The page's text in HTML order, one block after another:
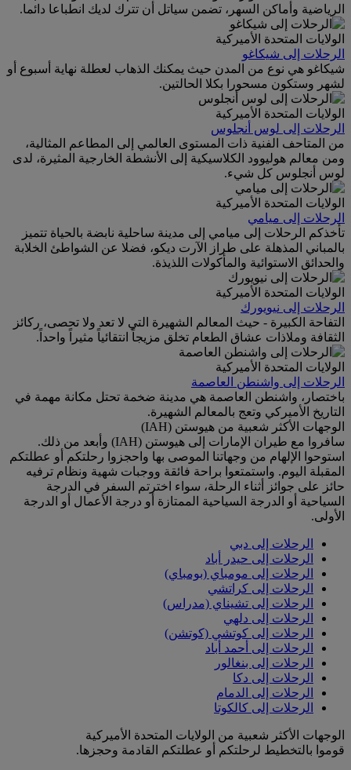
الرياضية وأماكن السهر، تضمن سياتل أن تترك لديك انطباعا دائما.
الولايات المتحدة الأميركية
الرحلات إلى شيكاغو
شيكاغو هي نوع من المدن حيث يمكنك الذهاب لعطلة نهاية أسبوع أو
لشهر وستكون مسحورا بكلا الحالتين.
الولايات المتحدة الأميركية
الرحلات إلى لوس أنجلوس
من المتاحف الفنية ذات المستوى العالمي إلى المطاعم المثالية،
ومن معالم هوليوود الكلاسيكية إلى الأنشطة الخارجية المثيرة، لدى
لوس أنجلوس كل شيء.
الولايات المتحدة الأميركية
الرحلات إلى ميامي
تأخذكم الرحلات إلى ميامي إلى مدينة ساحلية نابضة بالحياة تتميز
بالمباني المذهلة على طراز الآرت ديكو، فضلا عن الشواطئ الخلابة
والحدائق الاستوائية والمأكولات اللذيذة.
الولايات المتحدة الأميركية
الرحلات إلى نيويورك
التفاحة الكبيرة - حيث المعالم الشهيرة التي لا تعد ولا تحصى، ركائز
الثقافة وملاذات عشاق الطعام تخلق مزيجاً انتقائياً مثيراً واحداً.
الولايات المتحدة الأميركية
الرحلات إلى واشنطن العاصمة
باختصار، واشنطن العاصمة هي مدينة ضخمة تحتل مكانة مهمة في
التاريخ الأميركي وتعج بالمعالم الشهيرة.
الوجهات الأكثر شعبية من هيوستن (IAH)
سافروا مع طيران الإمارات إلى هيوستن (IAH) وأبعد من ذلك.
استوحوا الإلهام من وجهاتنا الموصى بها واحجزوا رحلتكم أو عطلتكم
المقبلة اليوم. واستمتعوا براحة فائقة ووجبات شهية ونظام ترفيه
حائز على جوائز أثناء الرحلة، سواء اخترتم السفر في الدرجة
السياحية أو الدرجة السياحية الممتازة أو درجة الأعمال أو الدرجة
الأولى.
الرحلات إلى دبي
الرحلات إلى حيدر أباد
الرحلات إلى مومباي (بومباي)
الرحلات إلى كراتشي
الرحلات إلى تشيناي (مدراس)
الرحلات إلى دلهي
الرحلات إلى كوتشي (كوتشن)
الرحلات إلى أحمد أباد
الرحلات إلى بنغالور
الرحلات إلى دكا
الرحلات إلى الدمام
الرحلات إلى كالكوتا
الوجهات الأكثر شعبية من الولايات المتحدة الأميركية
قوموا بالتخطيط لرحلتكم أو عطلتكم القادمة وحجزها.